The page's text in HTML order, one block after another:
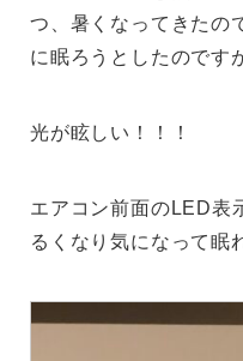
つ、暑くなってきたの
に眠ろうとしたのです
光が眩しい！！！
エアコン前面のLED表
るくなり気になって眠